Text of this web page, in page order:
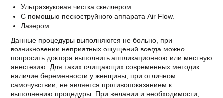
Ультразвуковая чистка скеллером.
С помощью пескоструйного аппарата Air Flow.
Лазером.
Данные процедуры выполняются не больно, при
возникновении неприятных ощущений всегда можно
попросить доктора выполнить аппликационною или местную
анестезию. Для таких очищающих современных методик
наличие беременности у женщины, при отличном
самочувствии, не является противопоказанием к
выполнению процедуры. При желании и необходимости,